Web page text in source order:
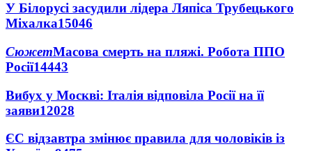
У Білорусі засудили лідера Ляпіса Трубецького
Міхалка15046
СюжетМасова смерть на пляжі. Робота ППО
Росії14443
Вибух у Москві: Італія відповіла Росії на її
заяви12028
ЄС відзавтра змінює правила для чоловіків із